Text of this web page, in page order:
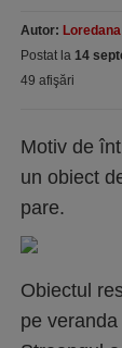
Autor:
Postat la 14
49 afişări
Motiv de
un obiect
pare.
Obiectul
pe